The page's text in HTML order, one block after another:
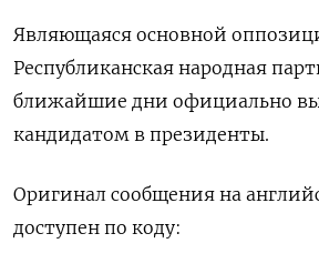
Являющаяся основной
Республиканская народная
ближайшие дни официально
кандидатом в президенты.
Оригинал сообщения на
доступен по коду: